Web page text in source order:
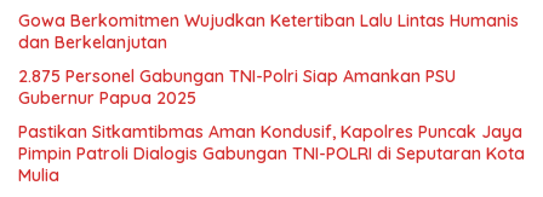
Gowa Berkomitmen Wujudkan Ketertiban Lalu Lintas Humanis
dan Berkelanjutan
2.875 Personel Gabungan TNI-Polri Siap Amankan PSU
Gubernur Papua 2025
Pastikan Sitkamtibmas Aman Kondusif, Kapolres Puncak Jaya
Pimpin Patroli Dialogis Gabungan TNI-POLRI di Seputaran Kota
Mulia